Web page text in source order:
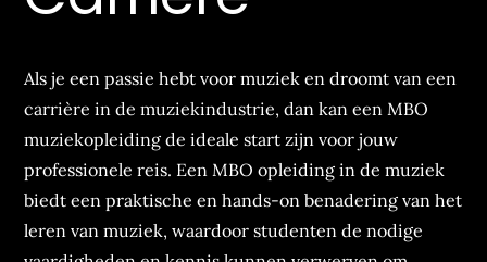
Als je een passie hebt voor muziek en droomt van een
carrière in de muziekindustrie, dan kan een MBO
muziekopleiding de ideale start zijn voor jouw
professionele reis. Een MBO opleiding in de muziek
biedt een praktische en hands-on benadering van het
leren van muziek, waardoor studenten de nodige